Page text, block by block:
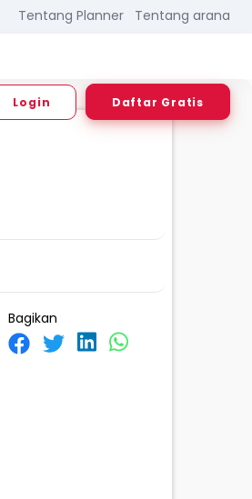
Tentang Planner Tentang arana
Login Daftar Gratis
Bagikan